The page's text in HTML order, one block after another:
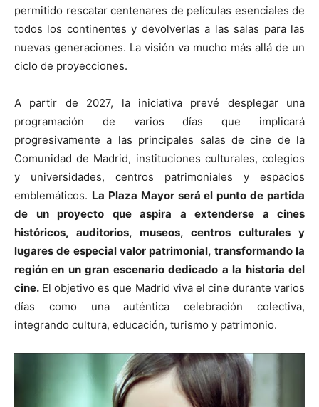
permitido rescatar centenares de películas esenciales de
todos los continentes y devolverlas a las salas para las
nuevas generaciones. La visión va mucho más allá de un
ciclo de proyecciones.
A partir de 2027, la iniciativa prevé desplegar una
programación de varios días que implicará
progresivamente a las principales salas de cine de la
Comunidad de Madrid, instituciones culturales, colegios
y universidades, centros patrimoniales y espacios
emblemáticos. La Plaza Mayor será el punto de partida
de un proyecto que aspira a extenderse a cines
históricos, auditorios, museos, centros culturales y
lugares de especial valor patrimonial, transformando la
región en un gran escenario dedicado a la historia del
cine. El objetivo es que Madrid viva el cine durante varios
días como una auténtica celebración colectiva,
integrando cultura, educación, turismo y patrimonio.